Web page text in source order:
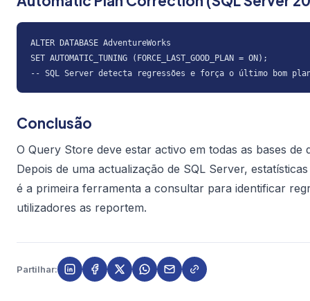
ALTER DATABASE AdventureWorks
SET AUTOMATIC_TUNING (FORCE_LAST_GOOD_PLAN = ON);
-- SQL Server detecta regressões e força o último bom
Conclusão
O Query Store deve estar activo em todas as bases de
Depois de uma actualização de SQL Server,
é a primeira ferramenta a consultar para identificar
utilizadores as reportem.
Partilhar: